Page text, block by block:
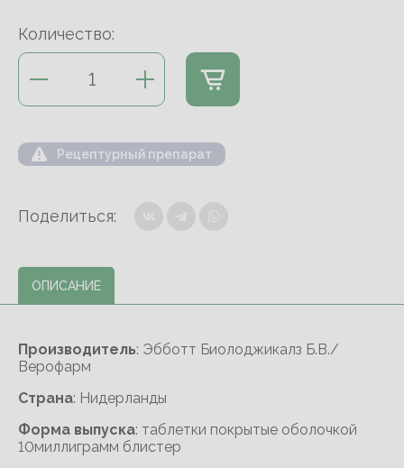
Количество:
Рецептурный препарат
Поделиться:
ОПИСАНИЕ
Производитель: Эбботт Биолоджикалз Б.В./
Верофарм
Cтрана: Нидерланды
Форма выпуска: таблетки покрытые оболочкой
10миллиграмм блистер